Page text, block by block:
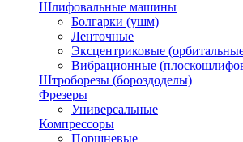
Шлифовальные машины
Болгарки (ушм)
Ленточные
Эксцентриковые
Вибрационные
Штроборезы (бороздоделы)
Фрезеры
Универсальные
Компрессоры
Поршневые